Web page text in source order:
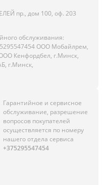
пр., дом 100, оф. 203
обслуживания:
ООО Мобайлрем,
Кенфордбел, г.Минск,
г.Минск,
Гарантийное и сервисное
обслуживание, разрешение
вопросов покупателей
осуществляется по номеру
нашего отдела сервиса
+375295547454